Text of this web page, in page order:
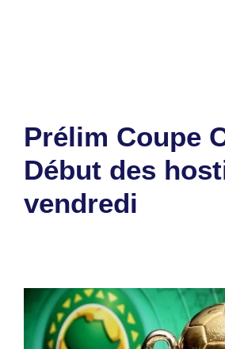
Prélim Coupe
Début des
vendredi